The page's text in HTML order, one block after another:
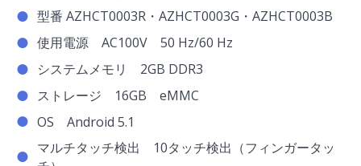
型番 AZHCT0003R・AZHCT0003G・AZHCT0003B
使用電源 AC100V 50 Hz/60 Hz
システムメモリ 2GB DDR3
ストレージ 16GB eMMC
OS Android 5.1
マルチタッチ検出 10タッチ検出（フィンガータッ